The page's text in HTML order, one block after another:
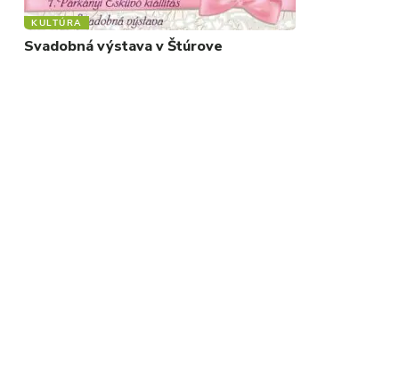
KULTÚRA
Svadobná výstava v Štúrove